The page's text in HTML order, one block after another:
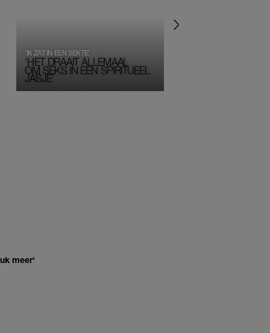
‘HET DRAAIT ALLEMAAL
OM SEKS IN EEN SPIRITUEEL
JASJE’
‘IK ZAT IN EEN SEKTE’
meer'